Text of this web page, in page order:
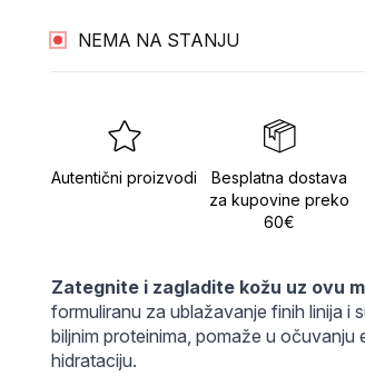
NEMA NA STANJU
Autentični proizvodi
Besplatna dostava
za kupovine preko
60€
Zategnite i zagladite kožu uz ovu
formuliranu za ublažavanje finih linija i
biljnim proteinima, pomaže u
hidrataciju.